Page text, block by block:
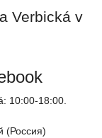
Verbická v
10:00-18:00.